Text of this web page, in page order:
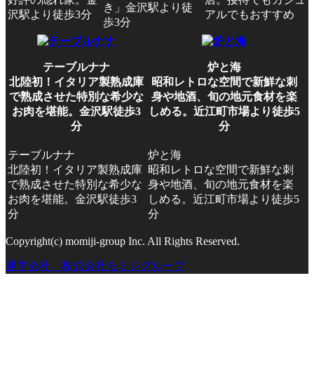
沢駅より徒歩3分
き」金沢駅より徒
歩3分
アルでもおすすめ
テーブルナナ
北陸初！イタリア製熟成庫
で熟成させた特別な希少な
お肉を堪能。金沢駅徒歩3
分
炉と海
昭和レトロな空間で新鮮な刺
身や地酒、旬の地元食材を楽
しめる。近江町市場より徒歩5
分
テーブルナナ
北陸初！イタリア製熟成庫
で熟成させた特別な希少な
お肉を堪能。金沢駅徒歩3
分
炉と海
昭和レトロな空間で新鮮な刺
身や地酒、旬の地元食材を楽
しめる。近江町市場より徒歩5
分
Copyright(c) momiji-group Inc. All Rights Reserved.
運営会社 株式会社モミジグループ